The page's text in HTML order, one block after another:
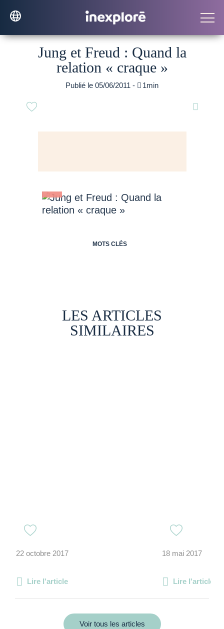
Jung et Freud : Quand la
relation « craque »
Publié le 05/06/2011 -  1min

MOTS CLÉS
LES ARTICLES
SIMILAIRES
22 octobre 2017
Lire l'article
18 mai 2017
Lire l'article
Voir tous les articles